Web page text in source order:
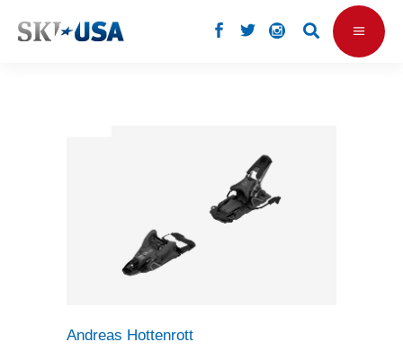
Andreas Hottenrott